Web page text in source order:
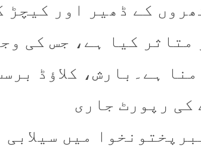
کے ڈھیر اور
متاثر کیا ہے، جس کی
ہے۔بارش، کلاؤڈ
کی رپورٹ جاری
میں